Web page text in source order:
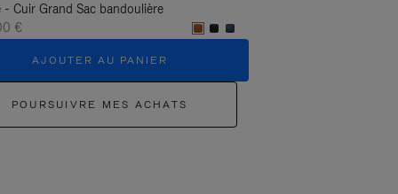
- Cuir Grand Sac bandoulière
€
AJOUTER AU PANIER
POURSUIVRE MES ACHATS